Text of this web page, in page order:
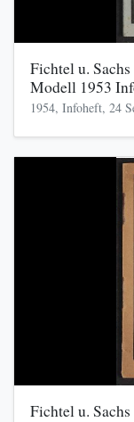
Fichtel u.
Modell 1953
1954, Infoheft, 24
Fichtel u.